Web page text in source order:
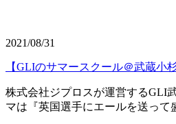
2021/08/31
【GLIのサマースクール＠武蔵小
株式会社ジプロスが運営するGLI
マは『英国選手にエールを送っ